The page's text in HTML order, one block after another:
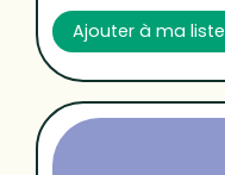
Ajouter à ma liste